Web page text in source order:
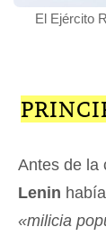
El Ejército
Antes de la
Lenin
«milicia